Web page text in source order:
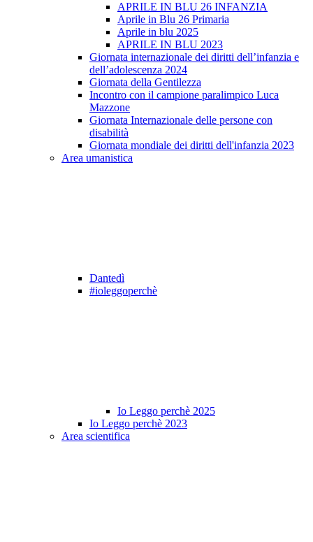
APRILE IN BLU 26 INFANZIA
Aprile in Blu 26 Primaria
Aprile in blu 2025
APRILE IN BLU 2023
Giornata internazionale dei diritti dell’infanzia e
dell’adolescenza 2024
Giornata della Gentilezza
Incontro con il campione paralimpico Luca
Mazzone
Giornata Internazionale delle persone con
disabilità
Giornata mondiale dei diritti dell'infanzia 2023
Area umanistica
Dantedì
#ioleggoperchè
Io Leggo perchè 2025
Io Leggo perchè 2023
Area scientifica